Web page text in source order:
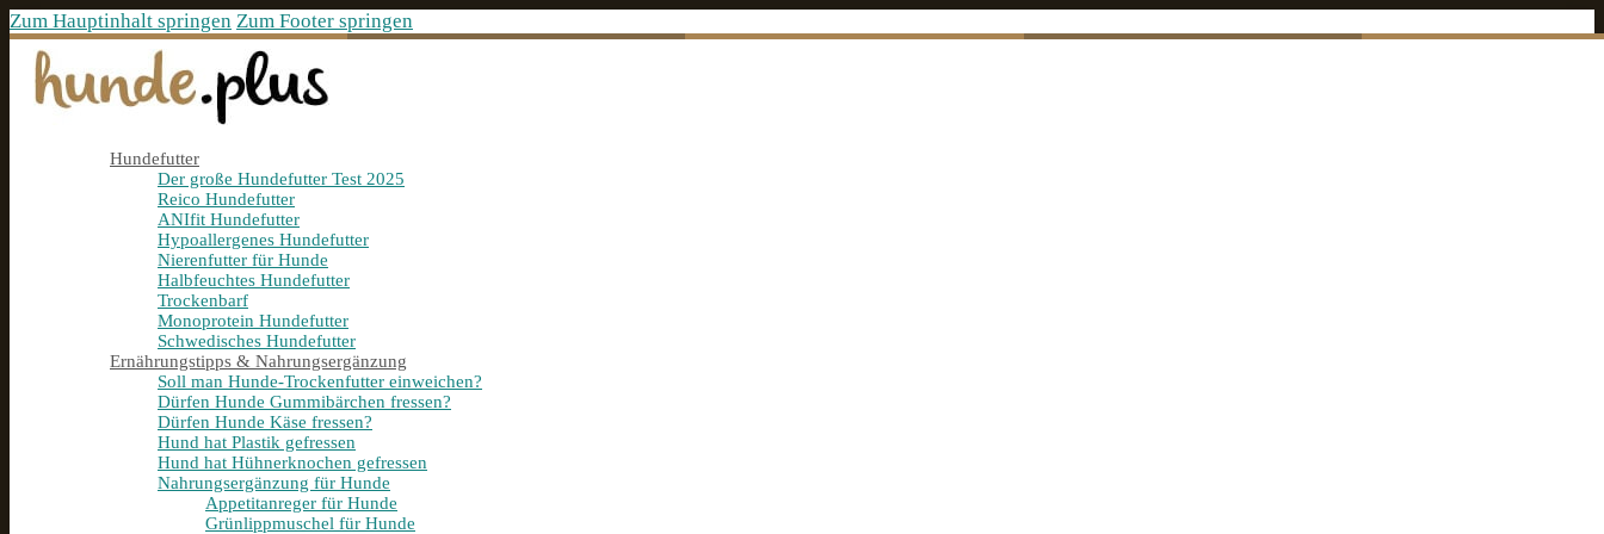
Zum Hauptinhalt springen Zum Footer springen
Hundefutter
Der große Hundefutter Test 2025
Reico Hundefutter
ANIfit Hundefutter
Hypoallergenes Hundefutter
Nierenfutter für Hunde
Halbfeuchtes Hundefutter
Trockenbarf
Monoprotein Hundefutter
Schwedisches Hundefutter
Ernährungstipps & Nahrungsergänzung
Soll man Hunde-Trockenfutter einweichen?
Dürfen Hunde Gummibärchen fressen?
Dürfen Hunde Käse fressen?
Hund hat Plastik gefressen
Hund hat Hühnerknochen gefressen
Nahrungsergänzung für Hunde
Appetitanreger für Hunde
Grünlippmuschel für Hunde